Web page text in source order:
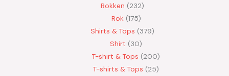
Rokken 232
Rok 175
Shirts & Tops 379
Shirt
30
T-shirt & Tops
200
T-shirts & Tops
25